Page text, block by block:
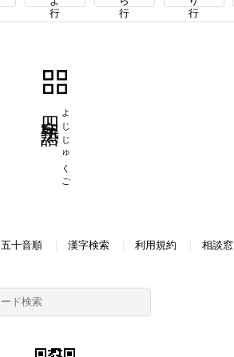
よじじゅくご
五十音順 漢字検索 利用規約 相談